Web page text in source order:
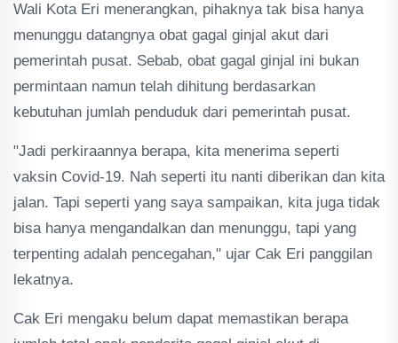
Wali Kota Eri menerangkan, pihaknya tak bisa hanya
menunggu datangnya obat gagal ginjal akut dari
pemerintah pusat. Sebab, obat gagal ginjal ini bukan
permintaan namun telah dihitung berdasarkan
kebutuhan jumlah penduduk dari pemerintah pusat.
"Jadi perkiraannya berapa, kita menerima seperti
vaksin Covid-19. Nah seperti itu nanti diberikan dan kita
jalan. Tapi seperti yang saya sampaikan, kita juga tidak
bisa hanya mengandalkan dan menunggu, tapi yang
terpenting adalah pencegahan," ujar Cak Eri panggilan
lekatnya.
Cak Eri mengaku belum dapat memastikan berapa